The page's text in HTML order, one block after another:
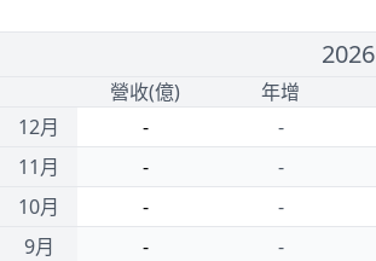
12月
11月
10月
9月
2026
營收(億) 年增
-
-
-
-
-
-
-
-